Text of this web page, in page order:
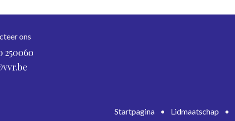
ons
250060
Startpagina • Lidmaatschap •